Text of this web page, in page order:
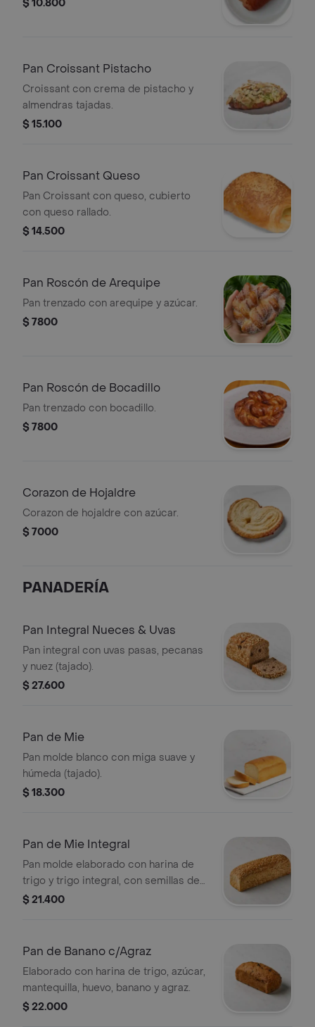
$ 10.800
Pan Croissant Pistacho
Croissant con crema de pistacho y
almendras tajadas.
$ 15.100
Pan Croissant Queso
Pan Croissant con queso, cubierto
con queso rallado.
$ 14.500
Pan Roscón de Arequipe
Pan trenzado con arequipe y azúcar.
$ 7800
Pan Roscón de Bocadillo
Pan trenzado con bocadillo.
$ 7800
Corazon de Hojaldre
Corazon de hojaldre con azúcar.
$ 7000
PANADERÍA
Pan Integral Nueces & Uvas
Pan integral con uvas pasas, pecanas
y nuez (tajado).
$ 27.600
Pan de Mie
Pan molde blanco con miga suave y
húmeda (tajado).
$ 18.300
Pan de Mie Integral
Pan molde elaborado con harina de
trigo y trigo integral, con semillas de
girasol.
$ 21.400
Pan de Banano c/Agraz
Elaborado con harina de trigo, azúcar,
mantequilla, huevo, banano y agraz.
$ 22.000